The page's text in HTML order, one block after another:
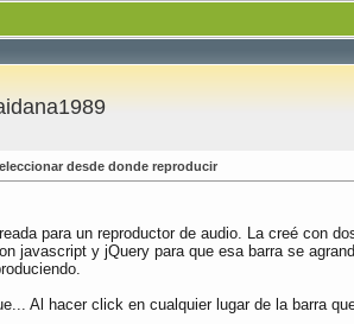
desde donde reproducir
para un reproductor de audio. La creé con
javascript y jQuery para que esa barra se
Al hacer click en cualquier lugar de la barra